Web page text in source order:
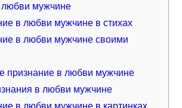
мужчине
в любви мужчине в стихах
в любви мужчине своими
признание в любви мужчине
в любви мужчине
в любви мужчине в картинках